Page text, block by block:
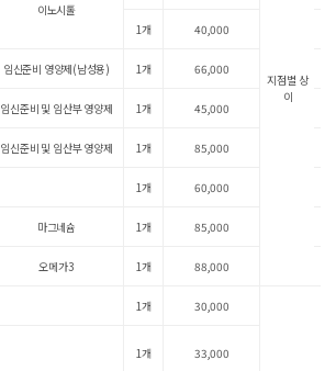
지점별 상
이
이노시톨
1개 40,000
임신준비 영양제(남성용) 1개 66,000
임신준비 및 임산부 영양제 1개 45,000
임신준비 및 임산부 영양제 1개 85,000
1개 60,000
마그네슘 1개 85,000
오메가3 1개 88,000
1개 30,000
1개 33,000